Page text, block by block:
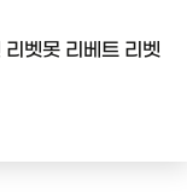
벳못 리베트 리벳